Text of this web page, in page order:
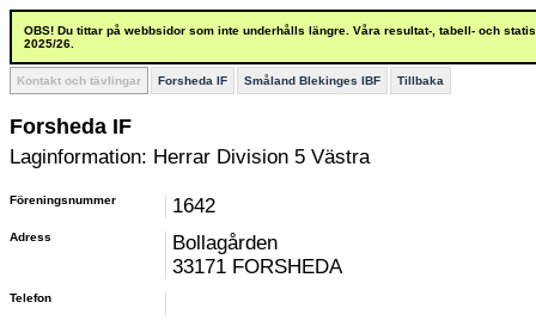
OBS! Du tittar på webbsidor som inte underhålls längre. Våra resultat-, tabell- och
2025/26.
Kontakt och tävlingar Forsheda IF Småland Blekinges IBF Tillbaka
Forsheda IF
Laginformation: Herrar Division 5 Västra
Föreningsnummer 1642
Adress
Bollagården
33171 FORSHEDA
Telefon